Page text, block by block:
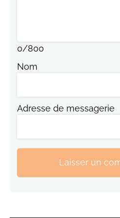
0/800
Nom
Adresse de messagerie
Laisser un